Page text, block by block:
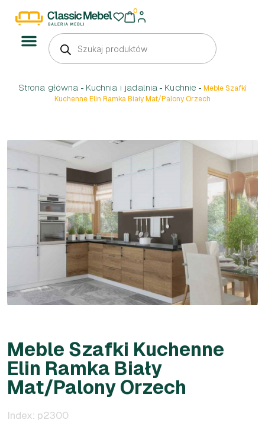
0
Strona główna - Kuchnia i jadalnia - Kuchnie - Meble Szafki
Kuchenne Elin Ramka Biały Mat/Palony Orzech
Meble Szafki Kuchenne
Elin Ramka Biały
Mat/Palony Orzech
Index: p2300